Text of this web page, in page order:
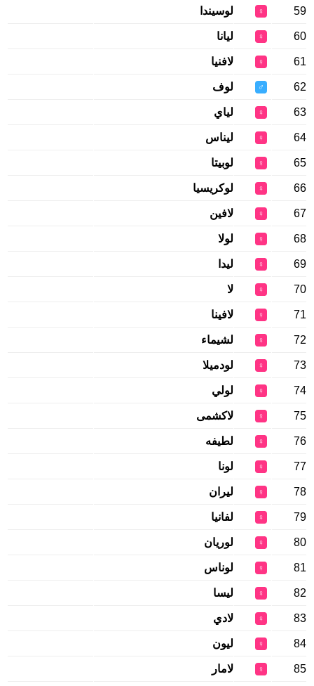
59
♀ لوسيندا
60
♀ ليانا
61
♀ لافنيا
62
♂ لوف
63
♀ لياي
64
♀ ليناس
65
♀ لوبيتا
66
♀ لوكريسيا
67
♀ لافين
68
♀ لولا
69
♀ ليدا
70
♀ لا
71
♀ لافينا
72
♀ لشيماء
73
♀ لودميلا
74
♀ لولي
75
♀ لاكشمى
76
♀ لطيفه
77
♀ لونا
78
♀ ليران
79
♀ لفانيا
80
♀ لوريان
81
♀ لوناس
82
♀ ليسا
83
♀ لادي
84
♀ ليون
85
♀ لامار